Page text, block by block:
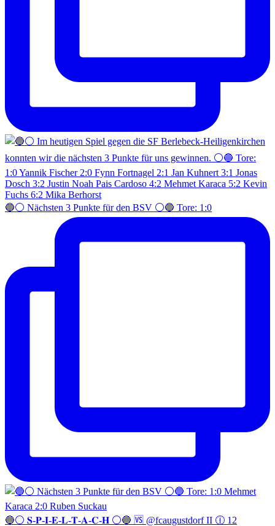
🔵⚪️ Nächsten 3 Punkte für den BSV ⚪️🔵 Tore: 1:0
🔵⚪️ 𝐒-𝐏-𝐈-𝐄-𝐋-𝐓-𝐀-𝐂-𝐇 ⚪️🔵 🆚 @fcaugustdorf II 🕧 12